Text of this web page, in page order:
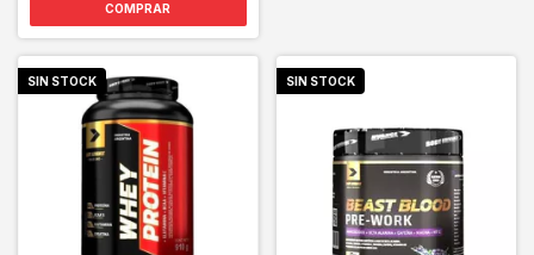
SIN STOCK SIN STOCK